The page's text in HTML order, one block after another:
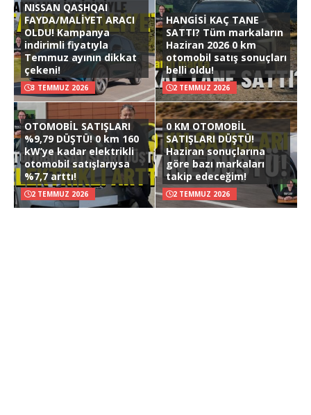
NISSAN QASHQAI
FAYDA/MALİYET ARACI
OLDU! Kampanya
indirimli fiyatıyla
Temmuz ayının dikkat
çekeni!
3 TEMMUZ 2026
HANGİSİ KAÇ TANE
SATTI? Tüm markaların
Haziran 2026 0 km
otomobil satış sonuçları
belli oldu!
2 TEMMUZ 2026
OTOMOBİL SATIŞLARI
%9,79 DÜŞTÜ! 0 km 160
kW’ye kadar elektrikli
otomobil satışlarıysa
%7,7 arttı!
2 TEMMUZ 2026
0 KM OTOMOBİL
SATIŞLARI DÜŞTÜ!
Haziran sonuçlarına
göre bazı markaları
takip edeceğim!
2 TEMMUZ 2026